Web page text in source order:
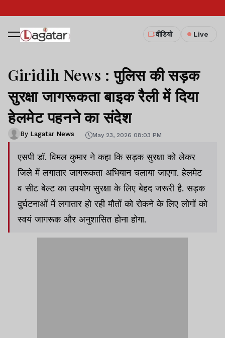
वीडियो Live
Giridih News : पुलिस की सड़क
सुरक्षा जागरूकता बाइक रैली में दिया
हेलमेट पहनने का संदेश
By Lagatar News May 23, 2026 08:03 PM
एसपी डॉ. विमल कुमार ने कहा कि सड़क सुरक्षा को लेकर
जिले में लगातार जागरूकता अभियान चलाया जाएगा. हेलमेट
व सीट बेल्ट का उपयोग सुरक्षा के लिए बेहद जरूरी है. सड़क
दुर्घटनाओं में लगातार हो रही मौतों को रोकने के लिए लोगों को
स्वयं जागरूक और अनुशासित होना होगा.